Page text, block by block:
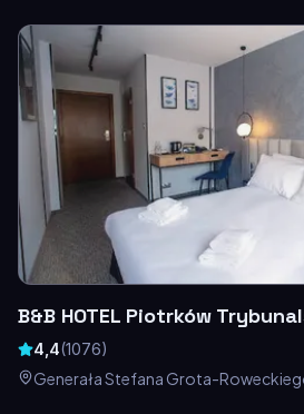
B&B HOTEL Piotrków
4,4(1076)
Generała Stefana Grota-